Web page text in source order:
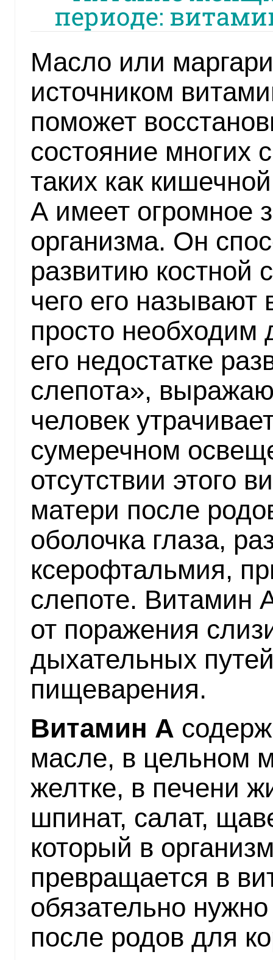
периоде:
Масло или
источником
поможет
состояние многих
таких как
А имеет огромное
организма. Он
развитию костной
чего его
просто
его недостатке
слепота»,
человек
сумеречном
отсутствии этого
матери после
оболочка глаза,
ксерофтальмия,
слепоте. Витамин
от поражения
дыхательных
пищеварения.
Витамин А
масле, в цельном
желтке, в печени
шпинат, салат,
который в
превращается в
обязательно
после родов для